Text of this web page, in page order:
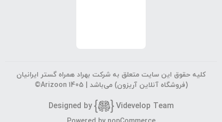
کلیه حقوق این سایت متعلق به شرکت بهراد همراه گستر ایرانیان
(فروشگاه آنلاین آریزون) می‌باشد | ©Arizoon 1405
Designed by Videvelop Team